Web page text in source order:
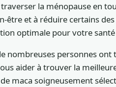
la ménopause en
et à réduire certains des
optimale pour votre
nombreuses personnes
aider à trouver la
maca soigneusement